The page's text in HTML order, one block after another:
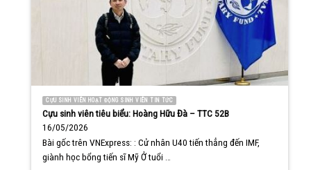
CỰU SINH VIÊN HOẠT ĐỘNG SINH VIÊN TIN TỨC
Cựu sinh viên tiêu biểu: Hoàng Hữu Đà – TTC 52B
16/05/2026
Bài gốc trên VNExpress: : Cử nhân U40 tiến thẳng đến IMF,
giành học bổng tiến sĩ Mỹ Ở tuổi …